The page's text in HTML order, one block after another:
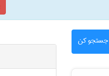
جستجو کن